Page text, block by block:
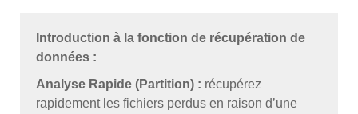
Introduction à la fonction de récupération de
données :
Analyse Rapide (Partition) : récupérez
rapidement les fichiers perdus en raison d’une